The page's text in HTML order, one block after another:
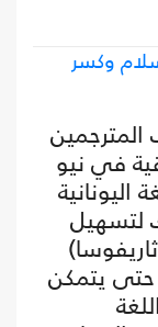
وكسر
في نيو
لتسهيل
حتى يتمكن